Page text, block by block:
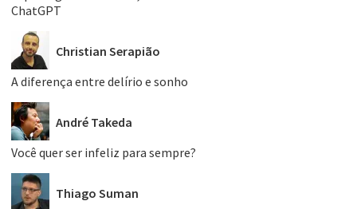
ChatGPT
Christian Serapião
A diferença entre delírio e sonho
André Takeda
Você quer ser infeliz para sempre?
Thiago Suman